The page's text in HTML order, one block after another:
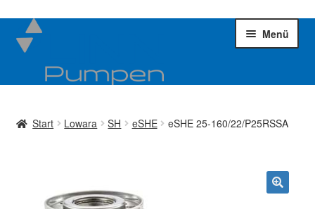
Zur
Navigation
Zum
Inhalt
Menü
öffnen
Impellerpumpen
Start Lowara SH eSHE eSHE 25-160/22/P25RSSA